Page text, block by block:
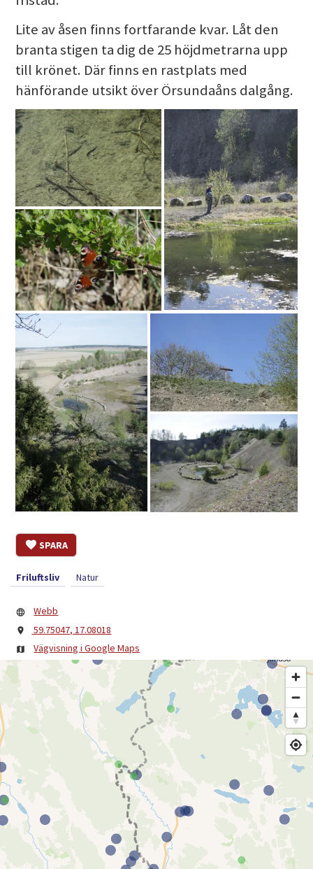
Lite av åsen finns fortfarande kvar. Låt den
branta stigen ta dig de 25 höjdmetrarna upp
till krönet. Där finns en rastplats med
hänförande utsikt över Örsundaåns dalgång.
SPARA
Friluftsliv Natur
Webb
59.75047, 17.08018
Vägvisning i Google Maps